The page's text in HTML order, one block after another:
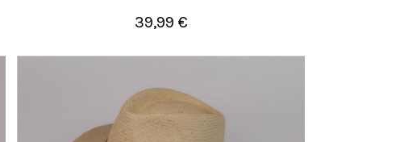
39,99 €
Añadir al carrito